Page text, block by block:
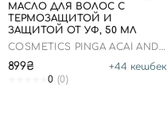
МАСЛО ДЛЯ ВОЛОС С
ТЕРМОЗАЩИТОЙ И
ЗАЩИТОЙ ОТ УФ, 50 МЛ
COSMETICS PINGA ACAÍ AND
899₴ +44 кешбек
0 (0)